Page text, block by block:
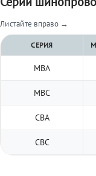
Листайте вправо →
СЕРИЯ
МВА
МВС
СВА
СВС